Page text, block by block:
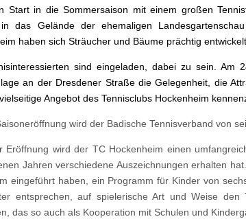
Start in die Sommersaison mit einem großen
in das Gelände der ehemaligen
haben sich Sträucher und Bäume prächtig
sind eingeladen, dabei zu sein.
an der Dresdener Straße die Gelegenheit, die
Angebot des Tennisclubs Hockenheim
wird der Badische Tennisverband von
Eröffnung wird der TC Hockenheim einen
Jahren verschiedene Auszeichnungen erhalten
eingeführt haben, ein Programm für Kinder von
entsprechen, auf spielerische Art und Weise den
das so auch als Kooperation mit Schulen und